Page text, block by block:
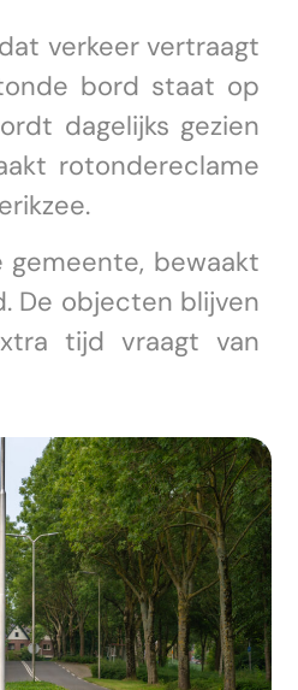
verkeer vertraagt
bord staat op
dagelijks gezien
rotondereclame
bewaakt
De objecten blijven
tijd vraagt van